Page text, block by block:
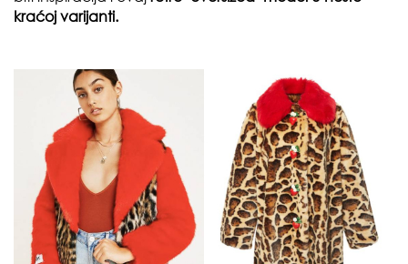
kraćoj varijanti.